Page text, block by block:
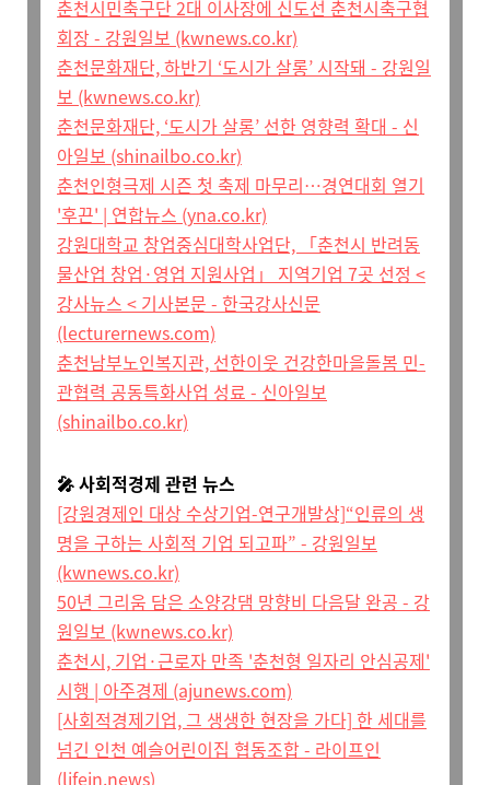
춘천시민축구단 2대 이사장에 신도선 춘천시축구협
회장 - 강원일보 (kwnews.co.kr)
춘천문화재단, 하반기 ‘도시가 살롱’ 시작돼 - 강원일
보 (kwnews.co.kr)
춘천문화재단, ‘도시가 살롱’ 선한 영향력 확대 - 신
아일보 (shinailbo.co.kr)
춘천인형극제 시즌 첫 축제 마무리…경연대회 열기
'후끈' | 연합뉴스 (yna.co.kr)
강원대학교 창업중심대학사업단, 「춘천시 반려동
물산업 창업·영업 지원사업」 지역기업 7곳 선정 <
강사뉴스 < 기사본문 - 한국강사신문
(lecturernews.com)
춘천남부노인복지관, 선한이웃 건강한마을돌봄 민-
관협력 공동특화사업 성료 - 신아일보
(shinailbo.co.kr)
🎤 사회적경제 관련 뉴스
[강원경제인 대상 수상기업-연구개발상]“인류의 생
명을 구하는 사회적 기업 되고파” - 강원일보
(kwnews.co.kr)
50년 그리움 담은 소양강댐 망향비 다음달 완공 - 강
원일보 (kwnews.co.kr)
춘천시, 기업·근로자 만족 '춘천형 일자리 안심공제'
시행 | 아주경제 (ajunews.com)
[사회적경제기업, 그 생생한 현장을 가다] 한 세대를
넘긴 인천 예슬어린이집 협동조합 - 라이프인
(lifein.news)